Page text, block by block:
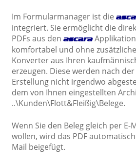
Im Formularmanager ist die
integriert. Sie ermöglicht die
PDFs aus den ascara
komfortabel und ohne
Konverter aus Ihren
erzeugen. Diese werden nach
Erstellung nicht irgendwo
dem von Ihnen eingestellten
..\Kunden\Flott&Fleißig\Belege.
Wenn Sie den Beleg gleich per E-
wollen, wird das PDF
Mail beigefügt.